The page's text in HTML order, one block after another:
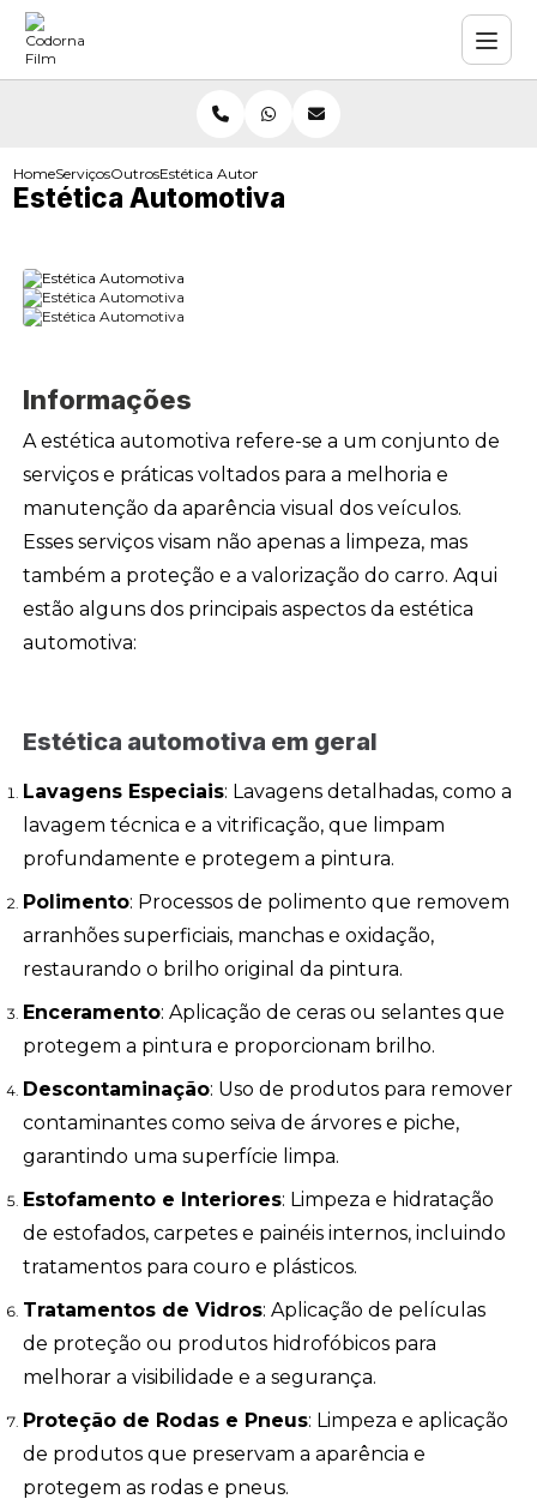
HomeServiçosOutrosEstética Automotiva
Estética Automotiva
Informações
A estética automotiva refere-se a um conjunto de
serviços e práticas voltados para a melhoria e
manutenção da aparência visual dos veículos.
Esses serviços visam não apenas a limpeza, mas
também a proteção e a valorização do carro. Aqui
estão alguns dos principais aspectos da estética
automotiva:
Estética automotiva em geral
Lavagens Especiais: Lavagens detalhadas, como a
lavagem técnica e a vitrificação, que limpam
profundamente e protegem a pintura.
Polimento: Processos de polimento que removem
arranhões superficiais, manchas e oxidação,
restaurando o brilho original da pintura.
Enceramento: Aplicação de ceras ou selantes que
protegem a pintura e proporcionam brilho.
Descontaminação: Uso de produtos para remover
contaminantes como seiva de árvores e piche,
garantindo uma superfície limpa.
Estofamento e Interiores: Limpeza e hidratação
de estofados, carpetes e painéis internos, incluindo
tratamentos para couro e plásticos.
Tratamentos de Vidros: Aplicação de películas
de proteção ou produtos hidrofóbicos para
melhorar a visibilidade e a segurança.
Proteção de Rodas e Pneus: Limpeza e aplicação
de produtos que preservam a aparência e
protegem as rodas e pneus.